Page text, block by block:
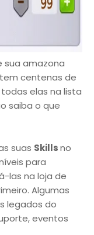
sua amazona
centenas de
elas na lista
saiba o que
suas Skillsno
para
las na loja de
Algumas
legados do
eventos